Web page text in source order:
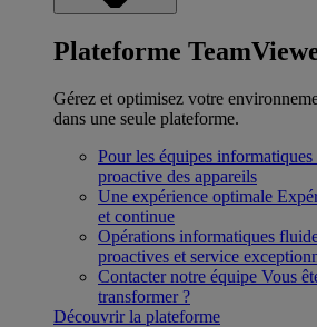
Plateforme
Gérez et optimisez votre
dans une seule plateforme.
Pour les équipes informatiques
proactive des appareils
Une expérience optimale
et continue
Opérations informatiques
proactives et service
Contacter notre équipe Vous
transformer ?
Découvrir la plateforme